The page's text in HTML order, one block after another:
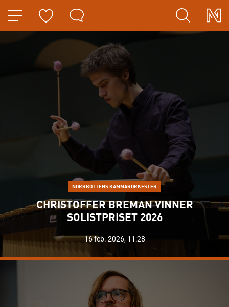
HOPPA TILL NAVIGERINGEN
HOPPA TILL INNEHÅLLET
NORRBOTTENS KAMMARORKESTER
CHRISTOFFER BREMAN VINNER
SOLISTPRISET 2026
16 feb. 2026, 11:28
LÄS MER OM "CHRISTOFFER BREMAN VINNER